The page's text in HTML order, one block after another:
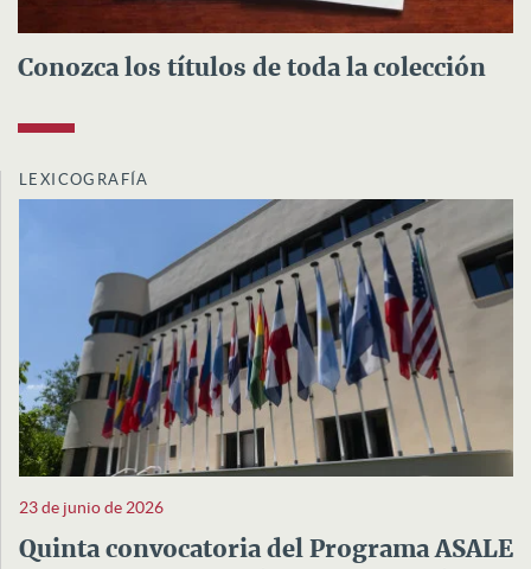
Conozca los títulos de toda la colección
LEXICOGRAFÍA
23 de junio de 2026
Quinta convocatoria del Programa ASALE